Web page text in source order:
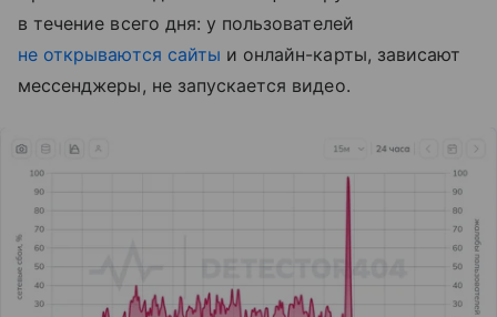
в течение всего дня: у пользователей
не открываются сайты и онлайн-карты, зависают
мессенджеры, не запускается видео.